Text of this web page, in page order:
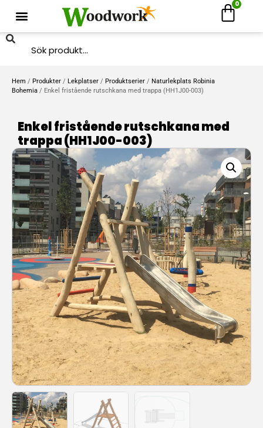
0
Hem / Produkter / Lekplatser / Produktserier / Naturlekplats Robinia
Bohemia / Enkel fristående rutschkana med trappa (HH1J00-003)
Enkel fristående rutschkana med
trappa (HH1J00-003)